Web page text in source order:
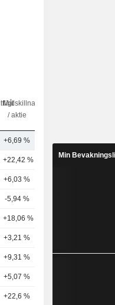
Målskillnad
/ aktie
+6,69 %
+22,42 %
+6,03 %
-5,94 %
+18,06 %
+3,21 %
+9,31 %
+5,07 %
+22,6 %
Min